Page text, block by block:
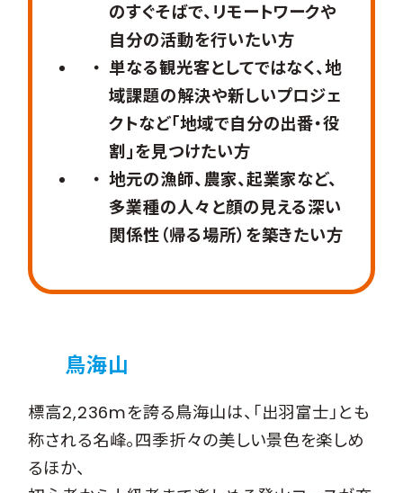
のすぐそばで、リモートワークや
自分の活動を行いたい方
単なる観光客としてではなく、地
域課題の解決や新しいプロジェ
クトなど「地域で自分の出番・役
割」を見つけたい方
地元の漁師、農家、起業家など、
多業種の人々と顔の見える深い
関係性（帰る場所）を築きたい方
鳥海山
標高2,236mを誇る鳥海山は、「出羽富士」とも
称される名峰。四季折々の美しい景色を楽しめ
るほか、